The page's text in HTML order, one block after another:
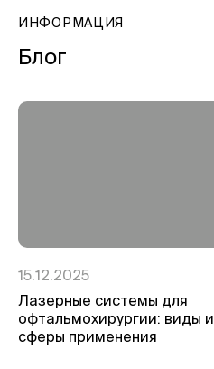
ИНФОРМАЦИЯ
Блог
15.12.2025
Лазерные системы для
офтальмохирургии: виды и
сферы применения